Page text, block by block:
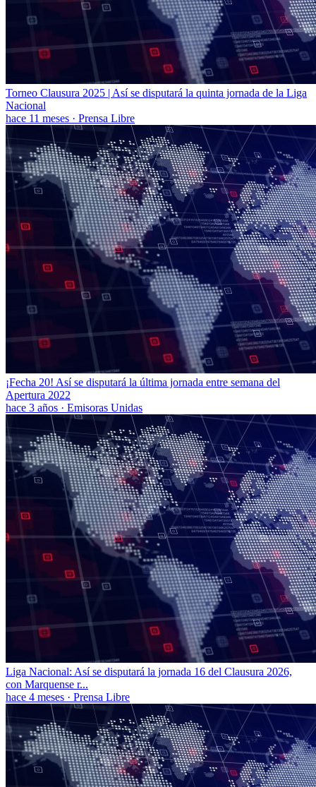
Torneo Clausura 2025 | Así se disputará la quinta jornada de la Liga
Nacional
hace 11 meses · Prensa Libre
¡Fecha 20! Así se disputará la última jornada entre semana del
Apertura 2022
hace 3 años · Emisoras Unidas
Liga Nacional: Así se disputará la jornada 16 del Clausura 2026,
con Marquense r...
hace 4 meses · Prensa Libre